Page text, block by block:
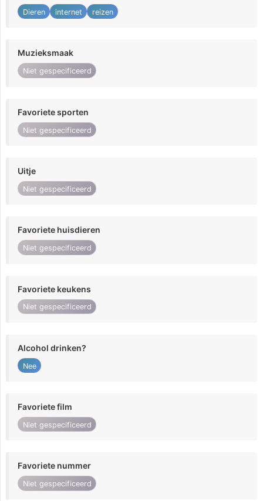
Dieren internet reizen
Muzieksmaak
Niet gespecificeerd
Favoriete sporten
Niet gespecificeerd
Uitje
Niet gespecificeerd
Favoriete huisdieren
Niet gespecificeerd
Favoriete keukens
Niet gespecificeerd
Alcohol drinken?
Nee
Favoriete film
Niet gespecificeerd
Favoriete nummer
Niet gespecificeerd